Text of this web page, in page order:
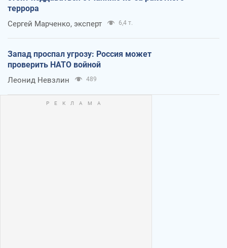
террора
Сергей Марченко, эксперт 6,4 т.
Запад проспал угрозу: Россия может
проверить НАТО войной
Леонид Невзлин 489